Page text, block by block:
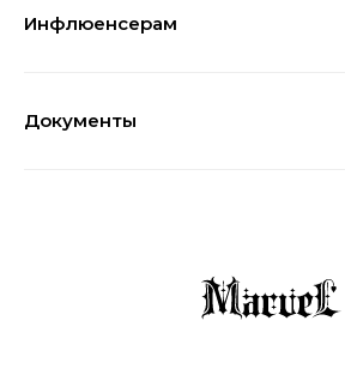
Инфлюенсерам
Документы